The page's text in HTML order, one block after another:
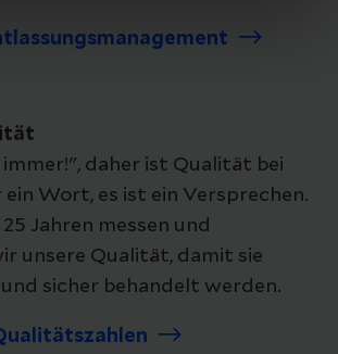
daher ist Qualität bei
Wort, es ist ein Versprechen.
Jahren messen und
unsere Qualität, damit sie
sicher behandelt werden.